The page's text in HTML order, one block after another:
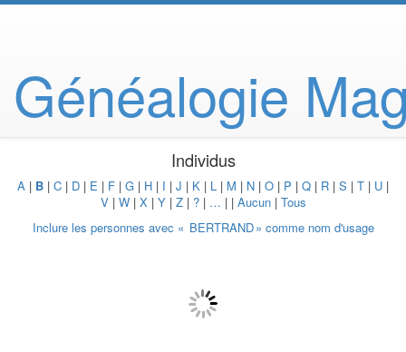
Généalogie
Individus
A | B | C | D | E | F | G | H | I | J | K | L | M | N | O | P | Q | R | S | T | U |
V| W| X| Y| Z| ?| … | | Aucun| Tous
Inclure les personnes avec « BERTRAND» comme nom d'usage